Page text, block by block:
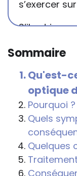
s’exercer
S’il est
handicap
passe pas
diagnostic
Cette
chacun,
particulier,
compte la
maladie ou
Sommaire
Qu'est-
optique
Pourquoi ?
Quels
Quelques
Traitement